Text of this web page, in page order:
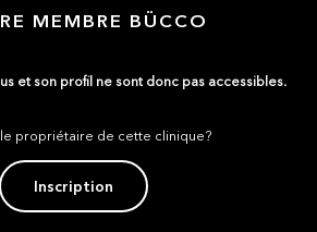
MEMBRE BÜCCO
et son profil ne sont donc pas accessibles.
le propriétaire de cette clinique?
Inscription